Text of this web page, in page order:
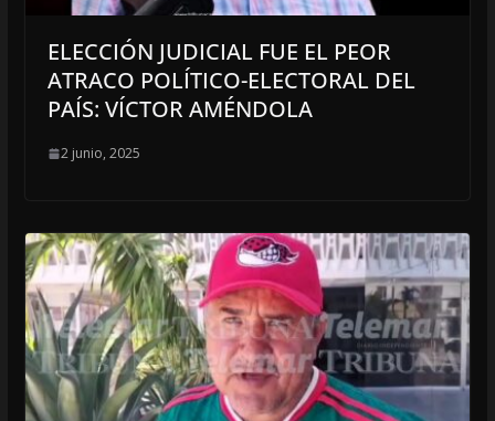
ELECCIÓN JUDICIAL FUE EL PEOR
ATRACO POLÍTICO-ELECTORAL DEL
PAÍS: VÍCTOR AMÉNDOLA
2 junio, 2025